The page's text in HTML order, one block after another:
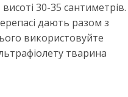
30-35 сантиметрів.
дають разом з
використовуйте
тварина